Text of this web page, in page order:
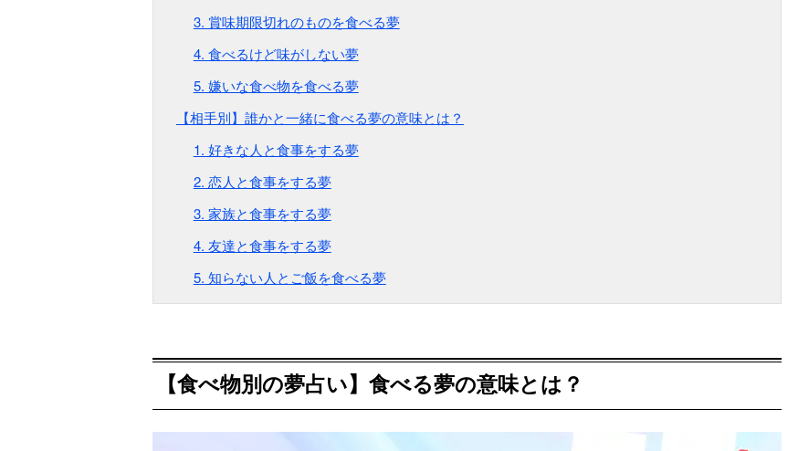
3. 賞味期限切れのものを食べる夢
4. 食べるけど味がしない夢
5. 嫌いな食べ物を食べる夢
【相手別】誰かと一緒に食べる夢の意味とは？
1. 好きな人と食事をする夢
2. 恋人と食事をする夢
3. 家族と食事をする夢
4. 友達と食事をする夢
5. 知らない人とご飯を食べる夢
【食べ物別の夢占い】食べる夢の意味とは？